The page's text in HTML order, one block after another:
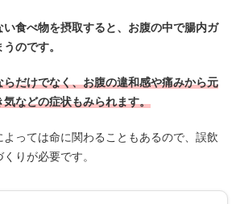
食べ物を摂取すると、お腹の中で腸内ガ
のです。
だけでなく、お腹の違和感や痛みから元
などの症状もみられます。
っては命に関わることもあるので、誤飲
りが必要です。